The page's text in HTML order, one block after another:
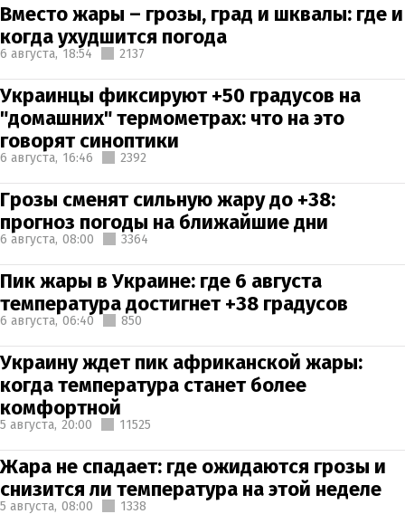
Вместо жары – грозы, град и шквалы: где и
когда ухудшится погода
6 августа, 18:54 2137
Украинцы фиксируют +50 градусов на
"домашних" термометрах: что на это
говорят синоптики
6 августа, 16:46 2392
Грозы сменят сильную жару до +38:
прогноз погоды на ближайшие дни
6 августа, 08:00 3364
Пик жары в Украине: где 6 августа
температура достигнет +38 градусов
6 августа, 06:40 850
Украину ждет пик африканской жары:
когда температура станет более
комфортной
5 августа, 20:00 11525
Жара не спадает: где ожидаются грозы и
снизится ли температура на этой неделе
5 августа, 08:00 1338